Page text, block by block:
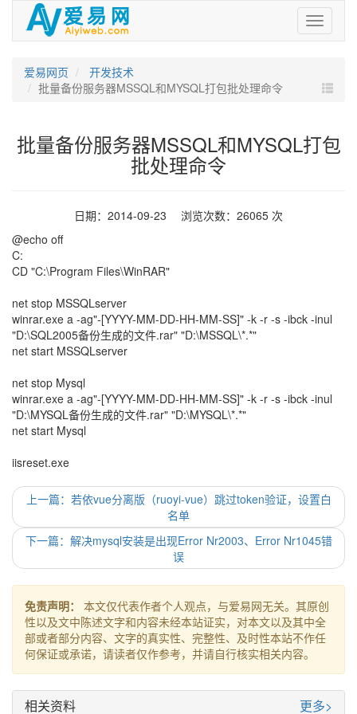
爱
易
爱易网页
开发技术
批量备份服务器MSSQL和MYSQL打包批处理命令
批量备份服务器MSSQL和MYSQL打包
批处理命令
日期：2014-09-23 浏览次数：26065 次
@echo off
C:
CD "C:\Program Files\WinRAR"
net stop MSSQLserver
winrar.exe a -ag"-[YYYY-MM-DD-HH-MM-SS]" -k -r -s -ibck -inul
"D:\SQL2005备份生成的文件.rar" "D:\MSSQL\*.*"
net start MSSQLserver
net stop Mysql
winrar.exe a -ag"-[YYYY-MM-DD-HH-MM-SS]" -k -r -s -ibck -inul
"D:\MYSQL备份生成的文件.rar" "D:\MYSQL\*.*"
net start Mysql
iisreset.exe
上一篇：若依vue分离版（ruoyi-vue）跳过token验证，设置白
名单
下一篇：解决mysql安装是出现Error Nr2003、Error Nr1045错
误
免责声明：
本文仅代表作者个人观点，与爱易网无关。其原创
性以及文中陈述文字和内容未经本站证实，对本文以及其中全
部或者部分内容、文字的真实性、完整性、及时性本站不作任
何保证或承诺，请读者仅作参考，并请自行核实相关内容。
相关资料 更多>